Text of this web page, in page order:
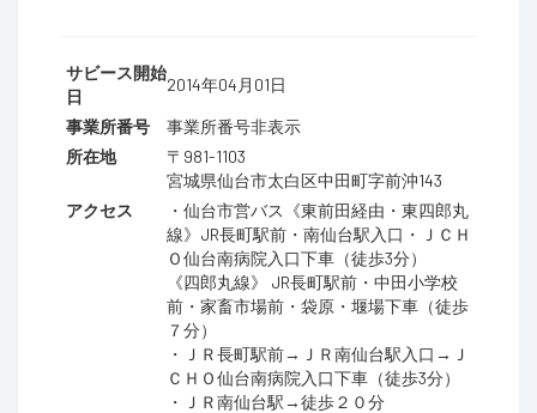
サビース開始
日
2014年04月01日
事業所番号
事業所番号非表示
所在地
〒981-1103
宮城県仙台市太白区中田町字前沖143
アクセス
・仙台市営バス《東前田経由・東四郎丸
線》JR長町駅前・南仙台駅入口・ＪＣＨ
Ｏ仙台南病院入口下車（徒歩3分）
《四郎丸線》 JR長町駅前・中田小学校
前・家畜市場前・袋原・堰場下車（徒歩
７分）
・ＪＲ長町駅前→ＪＲ南仙台駅入口→Ｊ
ＣＨＯ仙台南病院入口下車（徒歩3分）
・ＪＲ南仙台駅→徒歩２０分